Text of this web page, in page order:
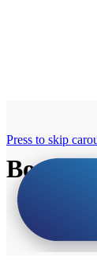
Bosch
Press to skip